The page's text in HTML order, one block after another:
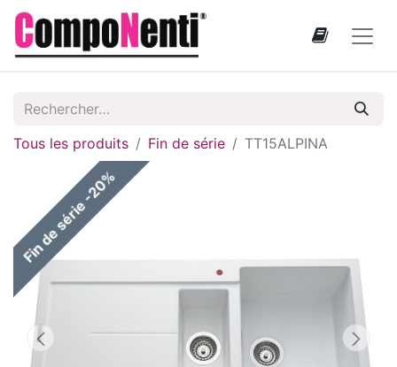
Tous les produits Fin de série TT15ALPINA
Fin de série -20%